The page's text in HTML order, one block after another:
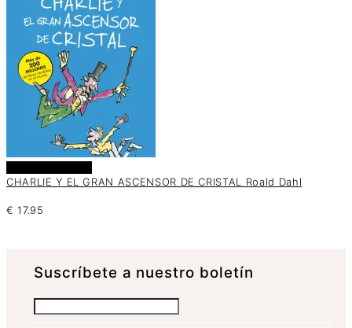
CHARLIE Y EL GRAN ASCENSOR DE CRISTAL Roald Dahl
€ 17.95
Suscrí­bete a nuestro boletín